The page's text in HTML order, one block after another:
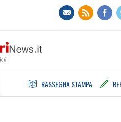
RASSEGNA STAMPA